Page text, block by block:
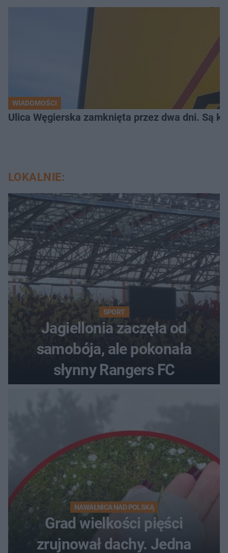
WIADOMOŚCI
Ulica Węgierska zamknięta przez dwa dni. Są
LOKALNIE:
SPORT
Jagiellonia zaczęła od
samobója, ale pokonała
słynny Rangers FC
NAWAŁNICA NAD POLSKĄ
Grad wielkości pięści
zrujnował dachy. Jedna